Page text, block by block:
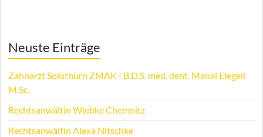
Neuste Einträge
Zahnarzt Solothurn ZMAK | B.D.S. med. dent. Manal Elegeli
M.Sc.
Rechtsanwältin Wiebke Chemnitz
Rechtsanwältin Alexa Nitschke